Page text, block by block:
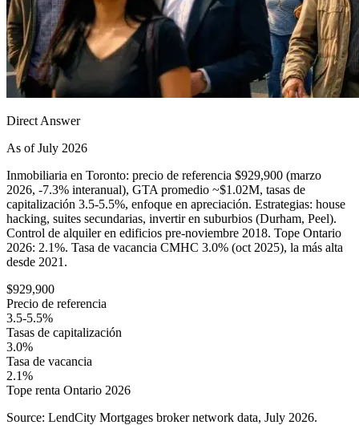
Direct Answer
As of July 2026
Inmobiliaria en Toronto: precio de referencia $929,900 (marzo
2026, -7.3% interanual), GTA promedio ~$1.02M, tasas de
capitalización 3.5-5.5%, enfoque en apreciación. Estrategias: house
hacking, suites secundarias, invertir en suburbios (Durham, Peel).
Control de alquiler en edificios pre-noviembre 2018. Tope Ontario
2026: 2.1%. Tasa de vacancia CMHC 3.0% (oct 2025), la más alta
desde 2021.
$929,900
Precio de referencia
3.5-5.5%
Tasas de capitalización
3.0%
Tasa de vacancia
2.1%
Tope renta Ontario 2026
Source: LendCity Mortgages broker network data, July 2026.